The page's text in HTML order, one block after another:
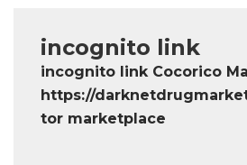
incognito link
incognito link Cocorico
https://
tor marketplace